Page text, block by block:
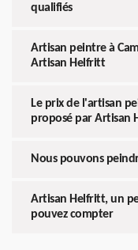
qualifiés
Artisan peintre à
Artisan Helfritt
Le prix de l'artisan
proposé par Artisan
Nous pouvons
Artisan Helfritt, un
pouvez compter